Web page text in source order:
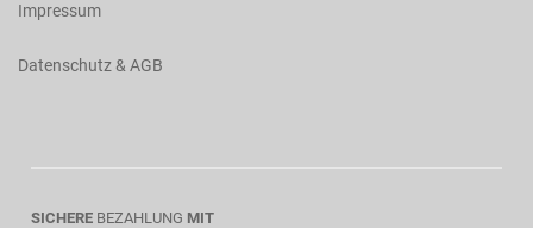
Impressum
Datenschutz & AGB
SICHERE BEZAHLUNG MIT